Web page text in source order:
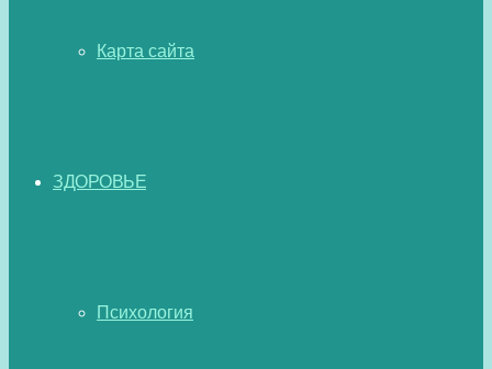
Карта сайта
ЗДОРОВЬЕ
Психология